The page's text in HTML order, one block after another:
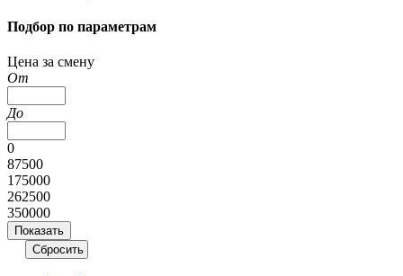
Подбор по параметрам
Цена за смену
От
До
0
87500
175000
262500
350000